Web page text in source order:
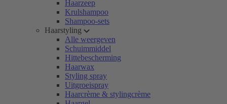
Haarzeep
Krulshampoo
Shampoo-sets
Haarstyling
Alle weergeven
Schuimmiddel
Hittebescherming
Haarwax
Styling spray
Uitgroeispray
Haarcrème & stylingcrème